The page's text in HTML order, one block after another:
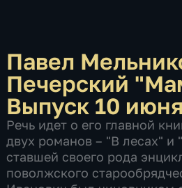
Павел
Печерский
Выпуск 10
Речь идет о его главной
двух романов – "В лесах" и
ставшей своего рода
поволжского